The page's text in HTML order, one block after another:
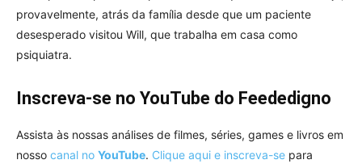
provavelmente, atrás da família desde que um paciente
desesperado visitou Will, que trabalha em casa como
psiquiatra.
Inscreva-se no YouTube do Feededigno
Assista às nossas análises de filmes, séries, games e livros em
nosso canal no YouTube. Clique aqui e inscreva-se para